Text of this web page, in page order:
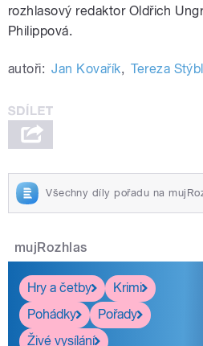
rozhlasový redaktor Oldřich
Philippová.
autoři: Jan Kovařík, Tereza
Všechny díly pořadu na
mujRozhlas
Hry a četby
Krimi
Pohádky
Pořady
Živé vysílání